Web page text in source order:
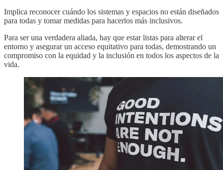
Implica reconocer cuándo los sistemas y espacios no están diseñados
para todas y tomar medidas para hacerlos más inclusivos.
Para ser una verdadera aliada, hay que estar listas para alterar el
entorno y asegurar un acceso equitativo para todas, demostrando un
compromiso con la equidad y la inclusión en todos los aspectos de la
vida.